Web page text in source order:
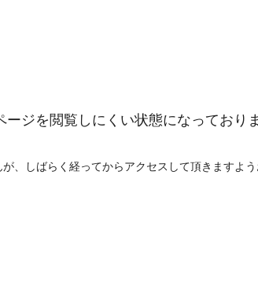
ジを閲覧しにくい状態になっておりま
、しばらく経ってからアクセスして頂きますよう